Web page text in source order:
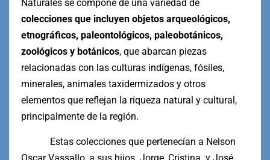
Naturales se compone de una variedad de
colecciones que incluyen objetos arqueológicos,
etnográficos, paleontológicos, paleobotánicos,
zoológicos y botánicos, que abarcan piezas
relacionadas con las culturas indígenas, fósiles,
minerales, animales taxidermizados y otros
elementos que reflejan la riqueza natural y cultural,
principalmente de la región.
Estas colecciones que pertenecían a Nelson